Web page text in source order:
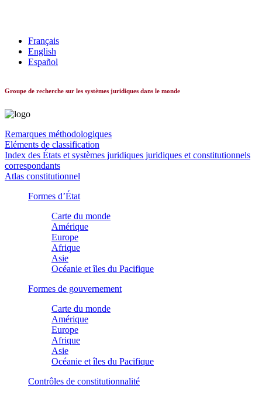
Français
English
Español
Groupe de recherche sur les systèmes juridiques dans le monde
Remarques méthodologiques
Eléments de classification
Index des États et systèmes juridiques juridiques et constitutionnels
correspondants
Atlas constitutionnel
Formes d’État
Carte du monde
Amérique
Europe
Afrique
Asie
Océanie et îles du Pacifique
Formes de gouvernement
Carte du monde
Amérique
Europe
Afrique
Asie
Océanie et îles du Pacifique
Contrôles de constitutionnalité